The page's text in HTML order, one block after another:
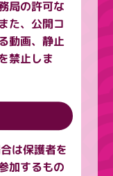
局の許可な
た、公開コ
動画、静止
禁止しま
は保護者を
加するもの